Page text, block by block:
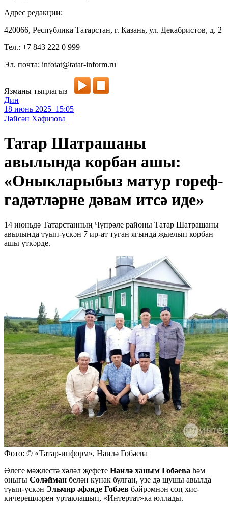
Адрес редакции:
420066, Республика Татарстан, г. Казань, ул. Декабристов, д. 2
Тел.: +7 843 222 0 999
Эл. почта: infotat@tatar-inform.ru
Язманы тыңлагыз
Дин
18 июнь 2025 15:05
Ләйсән Хафизова
Татар Шатрашаны
авылында корбан ашы:
«Оныкларыбыз матур гореф-
гадәтләрне дәвам итсә иде»
14 июньдә Татарстанның Чүпрәле районы Татар Шатрашаны
авылында туып-үскән 7 ир-ат туган ягында җыелып корбан
ашы үткәрде.
Фото: © «Татар-информ», Наилә Гобәева
Әлеге мәҗлестә хәләл җефете Наилә ханым Гобәева һәм
оныгы Сөләйман белән кунак булган, үзе дә шушы авылда
туып-үскән Эльмир әфәнде Гобәев бәйрәмнән соң хис-
кичерешләрен уртаклашып, «Интертат»ка юллады.